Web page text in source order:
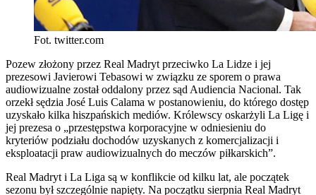
Fot. twitter.com
Pozew złożony przez Real Madryt przeciwko La Lidze i jej
prezesowi Javierowi Tebasowi w związku ze sporem o prawa
audiowizualne został oddalony przez sąd Audiencia Nacional. Tak
orzekł sędzia José Luis Calama w postanowieniu, do którego dostęp
uzyskało kilka hiszpańskich mediów. Królewscy oskarżyli La Ligę i
jej prezesa o „przestępstwa korporacyjne w odniesieniu do
kryteriów podziału dochodów uzyskanych z komercjalizacji i
eksploatacji praw audiowizualnych do meczów piłkarskich”.
Real Madryt i La Liga są w konflikcie od kilku lat, ale początek
sezonu był szczególnie napięty. Na początku sierpnia Real Madryt